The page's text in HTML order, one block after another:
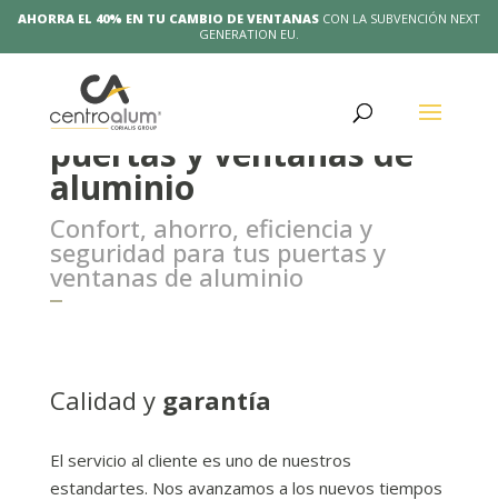
AHORRA EL 40% EN TU CAMBIO DE VENTANAS CON LA SUBVENCIÓN NEXT
GENERATION EU.
Soluciones integrales en
puertas y ventanas de
aluminio
Confort, ahorro, eficiencia y
seguridad para tus puertas y
ventanas de aluminio
Calidad y garantía
El servicio al cliente es uno de nuestros
estandartes. Nos avanzamos a los nuevos tiempos